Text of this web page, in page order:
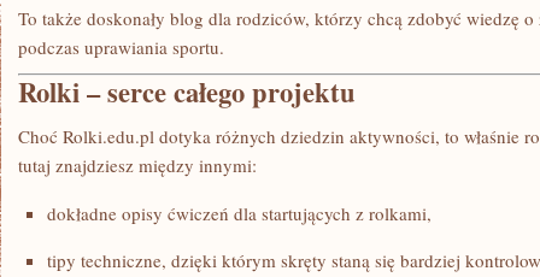
To także doskonały blog dla rodziców, którzy chcą zdobyć wiedzę
podczas uprawiania sportu.
Rolki – serce całego projektu
Choć Rolki.edu.pl dotyka różnych dziedzin aktywności, to właśnie
tutaj znajdziesz między innymi:
dokładne opisy ćwiczeń dla startujących z rolkami,
tipy techniczne, dzięki którym skręty staną się bardziej